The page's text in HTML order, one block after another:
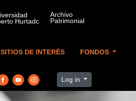
SITIOS DE INTERÉS FONDOS
Log in